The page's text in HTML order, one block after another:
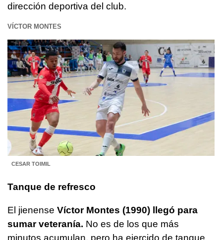
dirección deportiva del club.
VÍCTOR MONTES
CESAR TOIMIL
Tanque de refresco
El jienense Víctor Montes (1990) llegó para
sumar veteranía. No es de los que más
minutos acumulan, pero ha ejercido de tanque